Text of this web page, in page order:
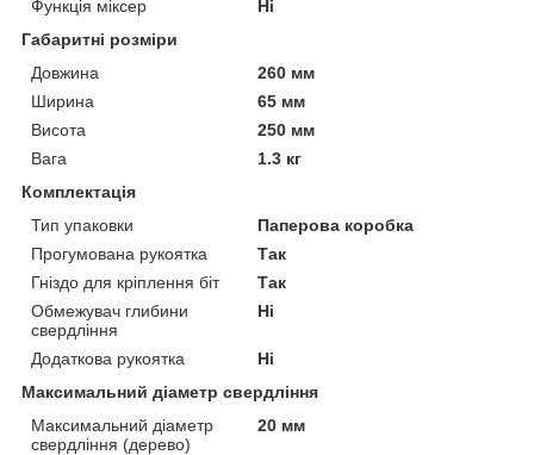
Функція міксер
Ні
Габаритні розміри
Довжина
260 мм
Ширина
65 мм
Висота
250 мм
Вага
1.3 кг
Комплектація
Тип упаковки
Паперова коробка
Прогумована рукоятка
Так
Гніздо для кріплення біт
Так
Обмежувач глибини
свердління
Ні
Додаткова рукоятка
Ні
Максимальний діаметр свердління
Максимальний діаметр
свердління (дерево)
20 мм